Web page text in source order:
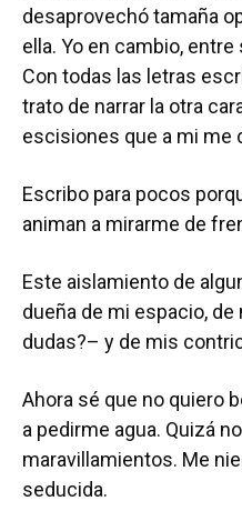
desaprovechó tamaña
ella. Yo en cambio,
Con todas las letras
trato de narrar la otra
escisiones que a mi me
Escribo para pocos
animan a mirarme de
Este aislamiento de
dueña de mi espacio,
dudas?– y de mis
Ahora sé que no quiero
a pedirme agua. Quizá
maravillamientos. Me
seducida.